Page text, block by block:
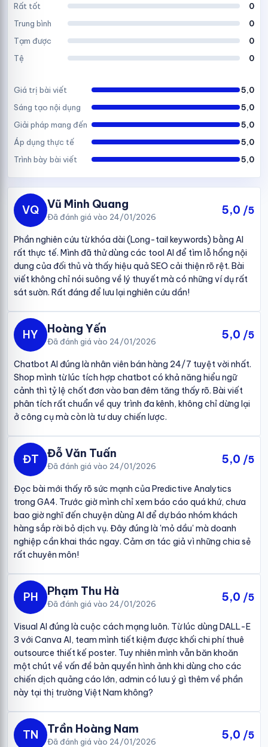
Rất tốt
0
Trung bình
0
Tạm được
0
Tệ
0
Giá trị bài viết
5,0
Sáng tạo nội dụng
5,0
Giải pháp mang đến
5,0
Áp dụng thực tế
5,0
Trình bày bài viết
5,0
VQ Vũ Minh Quang
Đã đánh giá vào 24/01/2026 5,0 /5
Phần nghiên cứu từ khóa dài (Long-tail keywords) bằng AI
rất thực tế. Mình đã thử dùng các tool AI để tìm lỗ hổng nội
dung của đối thủ và thấy hiệu quả SEO cải thiện rõ rệt. Bài
viết không chỉ nói suông về lý thuyết mà có những ví dụ rất
sát sườn. Rất đáng để lưu lại nghiên cứu dần!
HY Hoàng Yến
Đã đánh giá vào 24/01/2026 5,0 /5
Chatbot AI đúng là nhân viên bán hàng 24/7 tuyệt vời nhất.
Shop mình từ lúc tích hợp chatbot có khả năng hiểu ngữ
cảnh thì tỷ lệ chốt đơn vào ban đêm tăng thấy rõ. Bài viết
phân tích rất chuẩn về quy trình đa kênh, không chỉ dừng lại
ở công cụ mà còn là tư duy chiến lược.
ĐT Đỗ Văn Tuấn
Đã đánh giá vào 24/01/2026 5,0 /5
Đọc bài mới thấy rõ sức mạnh của Predictive Analytics
trong GA4. Trước giờ mình chỉ xem báo cáo quá khứ, chưa
bao giờ nghĩ đến chuyện dùng AI để dự báo nhóm khách
hàng sắp rời bỏ dịch vụ. Đây đúng là 'mỏ dầu' mà doanh
nghiệp cần khai thác ngay. Cảm ơn tác giả vì những chia sẻ
rất chuyên môn!
PH Phạm Thu Hà
Đã đánh giá vào 24/01/2026 5,0 /5
Visual AI đúng là cuộc cách mạng luôn. Từ lúc dùng DALL-E
3 với Canva AI, team mình tiết kiệm được khối chi phí thuê
outsource thiết kế poster. Tuy nhiên mình vẫn băn khoăn
một chút về vấn đề bản quyền hình ảnh khi dùng cho các
chiến dịch quảng cáo lớn, admin có lưu ý gì thêm về phần
này tại thị trường Việt Nam không?
TN Trần Hoàng Nam
Đã đánh giá vào 24/01/2026 5,0 /5